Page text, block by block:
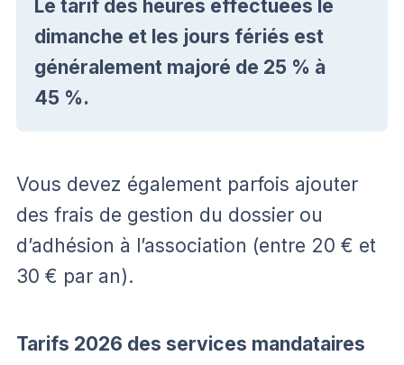
Le tarif des heures effectuées le
dimanche et les jours fériés est
généralement majoré de 25 % à
45 %.
Vous devez également parfois ajouter
des frais de gestion du dossier ou
d’adhésion à l’association (entre 20 € et
30 € par an).
Tarifs 2026 des services mandataires